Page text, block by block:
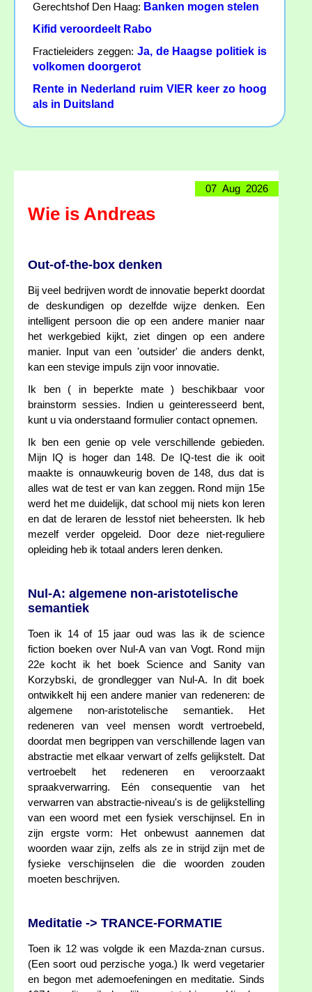
Gerechtshof Den Haag: Banken mogen stelen
Kifid veroordeelt Rabo
Fractieleiders zeggen: Ja, de Haagse politiek is
volkomen doorgerot
Rente in Nederland ruim VIER keer zo hoog
als in Duitsland
07 Aug 2026
Wie is Andreas
Out-of-the-box denken
Bij veel bedrijven wordt de innovatie beperkt doordat
de deskundigen op dezelfde wijze denken. Een
intelligent persoon die op een andere manier naar
het werkgebied kijkt, ziet dingen op een andere
manier. Input van een 'outsider' die anders denkt,
kan een stevige impuls zijn voor innovatie.
Ik ben ( in beperkte mate ) beschikbaar voor
brainstorm sessies. Indien u geinteresseerd bent,
kunt u via onderstaand formulier contact opnemen.
Ik ben een genie op vele verschillende gebieden.
Mijn IQ is hoger dan 148. De IQ-test die ik ooit
maakte is onnauwkeurig boven de 148, dus dat is
alles wat de test er van kan zeggen. Rond mijn 15e
werd het me duidelijk, dat school mij niets kon leren
en dat de leraren de lesstof niet beheersten. Ik heb
mezelf verder opgeleid. Door deze niet-reguliere
opleiding heb ik totaal anders leren denken.
Nul-A: algemene non-aristotelische
semantiek
Toen ik 14 of 15 jaar oud was las ik de science
fiction boeken over Nul-A van van Vogt. Rond mijn
22e kocht ik het boek Science and Sanity van
Korzybski, de grondlegger van Nul-A. In dit boek
ontwikkelt hij een andere manier van redeneren: de
algemene non-aristotelische semantiek. Het
redeneren van veel mensen wordt vertroebeld,
doordat men begrippen van verschillende lagen van
abstractie met elkaar verwart of zelfs gelijkstelt. Dat
vertroebelt het redeneren en veroorzaakt
spraakverwarring. Eén consequentie van het
verwarren van abstractie-niveau's is de gelijkstelling
van een woord met een fysiek verschijnsel. En in
zijn ergste vorm: Het onbewust aannemen dat
woorden waar zijn, zelfs als ze in strijd zijn met de
fysieke verschijnselen die die woorden zouden
moeten beschrijven.
Meditatie -> TRANCE-FORMATIE
Toen ik 12 was volgde ik een Mazda-znan cursus.
(Een soort oud perzische yoga.) Ik werd vegetarier
en begon met ademoefeningen en meditatie. Sinds